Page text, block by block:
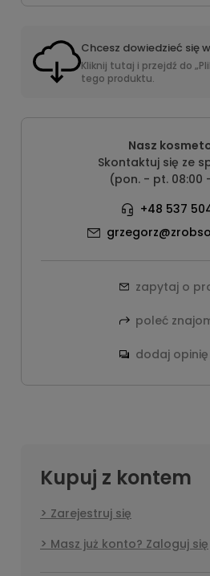
Chcesz dowiedzieć się
Kliknij tutaj i przejdź do
tego produktu.
Nasz
Skontaktuj się ze
(pon. - pt. 08:00
+48 537
zapytaj o
poleć
dodaj opinię
Kupuj z kontem
Zarejestruj się
Masz już konto? Zaloguj się